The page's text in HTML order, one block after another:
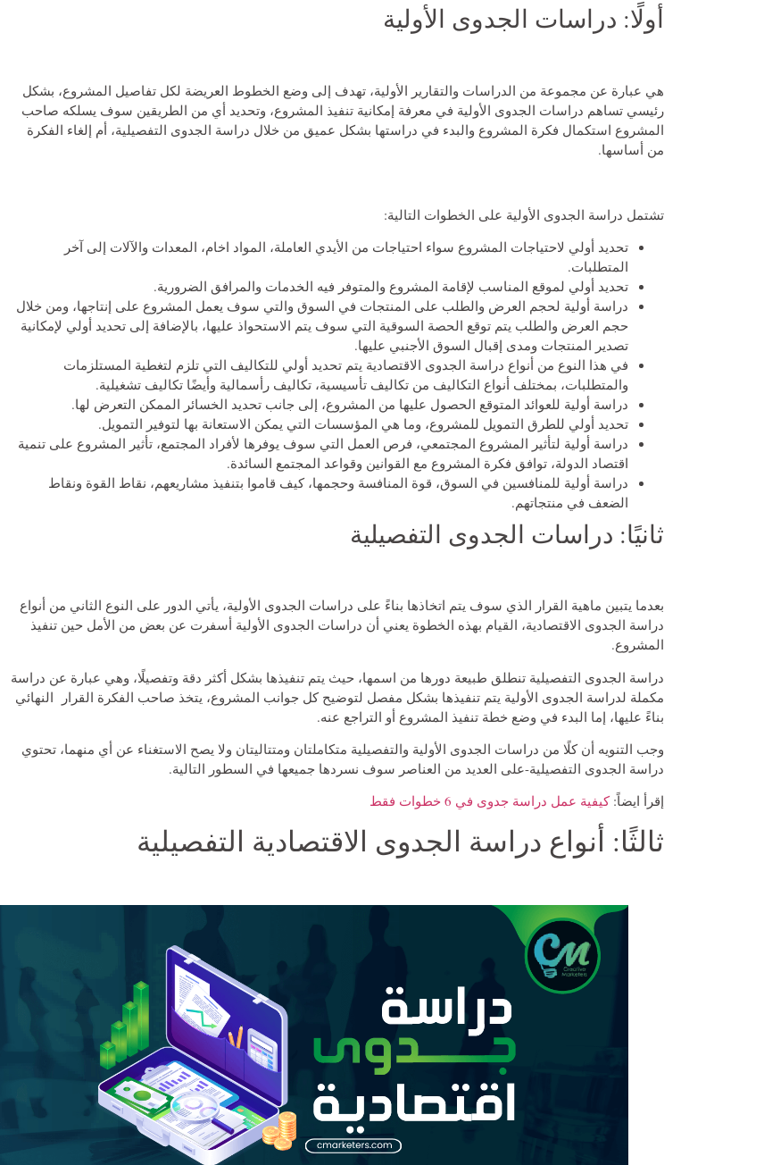
أولًا: دراسات الجدوى الأولية
هي عبارة عن مجموعة من الدراسات والتقارير الأولية، تهدف إلى وضع الخطوط العريضة لكل تفاصيل المشروع، بشكل
رئيسي تساهم دراسات الجدوى الأولية في معرفة إمكانية تنفيذ المشروع، وتحديد أي من الطريقين سوف يسلكه صاحب
المشروع استكمال فكرة المشروع والبدء في دراستها بشكل عميق من خلال دراسة الجدوى التفصيلية، أم إلغاء الفكرة
من أساسها.
تشتمل دراسة الجدوى الأولية على الخطوات التالية:
تحديد أولي لاحتياجات المشروع سواء احتياجات من الأيدي العاملة، المواد اخام، المعدات والآلات إلى آخر
المتطلبات.
تحديد أولي لموقع المناسب لإقامة المشروع والمتوفر فيه الخدمات والمرافق الضرورية.
دراسة أولية لحجم العرض والطلب على المنتجات في السوق والتي سوف يعمل المشروع على إنتاجها، ومن خلال
حجم العرض والطلب يتم توقع الحصة السوقية التي سوف يتم الاستحواذ عليها، بالإضافة إلى تحديد أولي لإمكانية
تصدير المنتجات ومدى إقبال السوق الأجنبي عليها.
في هذا النوع من أنواع دراسة الجدوى الاقتصادية يتم تحديد أولي للتكاليف التي تلزم لتغطية المستلزمات
والمتطلبات، بمختلف أنواع التكاليف من تكاليف تأسيسية، تكاليف رأسمالية وأيضًا تكاليف تشغيلية.
دراسة أولية للعوائد المتوقع الحصول عليها من المشروع، إلى جانب تحديد الخسائر الممكن التعرض لها.
تحديد أولي للطرق التمويل للمشروع، وما هي المؤسسات التي يمكن الاستعانة بها لتوفير التمويل.
دراسة أولية لتأثير المشروع المجتمعي، فرص العمل التي سوف يوفرها لأفراد المجتمع، تأثير المشروع على تنمية
اقتصاد الدولة، توافق فكرة المشروع مع القوانين وقواعد المجتمع السائدة.
دراسة أولية للمنافسين في السوق، قوة المنافسة وحجمها، كيف قاموا بتنفيذ مشاريعهم، نقاط القوة ونقاط
الضعف في منتجاتهم.
ثانيًا: دراسات الجدوى التفصيلية
بعدما يتبين ماهية القرار الذي سوف يتم اتخاذها بناءً على دراسات الجدوى الأولية، يأتي الدور على النوع الثاني من أنواع
دراسة الجدوى الاقتصادية، القيام بهذه الخطوة يعني أن دراسات الجدوى الأولية أسفرت عن بعض من الأمل حين تنفيذ
المشروع.
دراسة الجدوى التفصيلية تنطلق طبيعة دورها من اسمها، حيث يتم تنفيذها بشكل أكثر دقة وتفصيلًا، وهي عبارة عن دراسة
مكملة لدراسة الجدوى الأولية يتم تنفيذها بشكل مفصل لتوضيح كل جوانب المشروع، يتخذ صاحب الفكرة القرار النهائي
بناءً عليها، إما البدء في وضع خطة تنفيذ المشروع أو التراجع عنه.
وجب التنويه أن كلًا من دراسات الجدوى الأولية والتفصيلية متكاملتان ومتتاليتان ولا يصح الاستغناء عن أي منهما، تحتوي
دراسة الجدوى التفصيلية-على العديد من العناصر سوف نسردها جميعها في السطور التالية.
إقرأ ايضاً:كيفية عمل دراسة جدوى في 6 خطوات فقط
ثالثًا: أنواع دراسة الجدوى الاقتصادية التفصيلية